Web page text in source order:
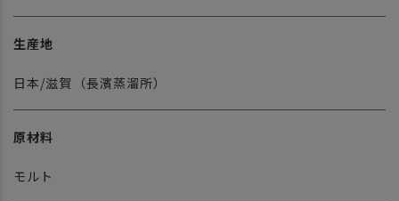
生産地
日本/滋賀（長濱蒸溜所）
原材料
モルト